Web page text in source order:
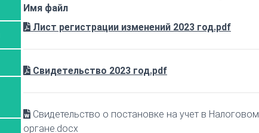
Имя файл
Лист регистрации изменений 2023 год.pdf
Свидетельство 2023 год.pdf
Свидетельство о постановке на учет в Налоговом
органе.docx